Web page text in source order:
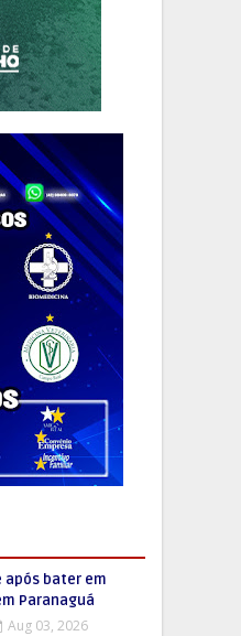
bater em
Paranaguá
Aug 03, 2026